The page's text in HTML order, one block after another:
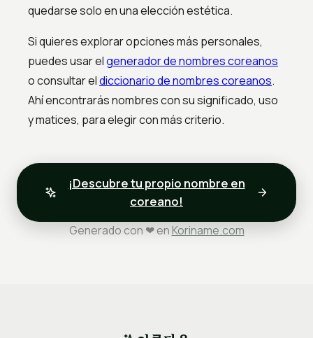
quedarse solo en una elección estética.
Si quieres explorar opciones más personales,
puedes usar elgenerador de nombres coreanos
o consultar eldiccionario de nombres coreanos.
Ahí encontrarás nombres con su significado, uso
y matices, para elegir con más criterio.
¡Descubre tu propio nombre en
coreano!
Generado con ❤ en Koriname.com